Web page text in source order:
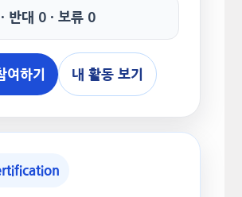
반대 0 · 보류 0
여하기 내 활동 보기